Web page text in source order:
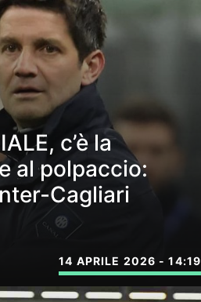
c’è la
al polpaccio:
Cagliari
14 APRILE 2026 - 14:19